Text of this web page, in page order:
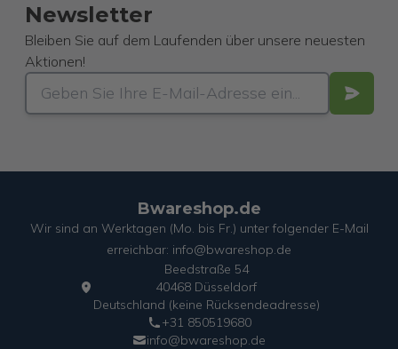
Newsletter
Bleiben Sie auf dem Laufenden über unsere neuesten
Aktionen!
Bwareshop.de
Wir sind an Werktagen (Mo. bis Fr.) unter folgender E-Mail
erreichbar: info@bwareshop.de
Beedstraße 54
40468 Düsseldorf
Deutschland (keine Rücksendeadresse)
+31 850519680
info@bwareshop.de